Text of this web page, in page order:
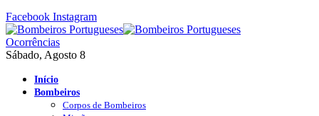
Facebook Instagram
Ocorrências
Sábado, Agosto 8
Início
Bombeiros
Corpos de Bombeiros